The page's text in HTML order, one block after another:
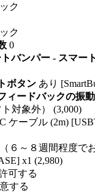
ク
ク
0
バンパー - スマー
ボタン あり
ィードバックの振
対象外） (3,000)
ケーブル (2m)
６～８週間程度で
x1 (2,980)
可する
する